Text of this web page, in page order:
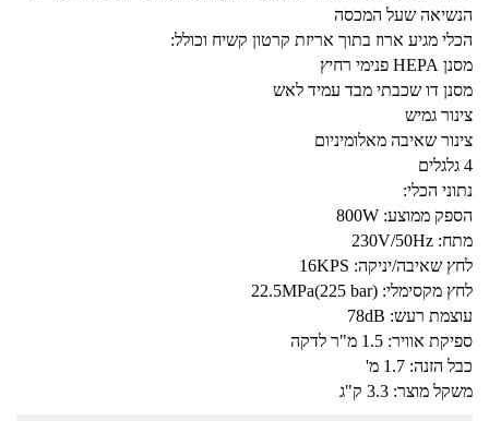
הנשיאה שעל המכסה
הכלי מגיע ארוז בתוך אריזת קרטון קשיח וכולל:
מסנן HEPA פנימי רחיץ
מסנן דו שכבתי מבד עמיד לאש
צינור גמיש
צינור שאיבה מאלומיניום
4 גלגלים
נתוני הכלי:
הספק ממוצע: 800W
מתח: 230V/50Hz
לחץ שאיבה/יניקה: 16KPS
לחץ מקסימלי: (22.5MPa(225 bar
עוצמת רעש: 78dB
ספיקת אוויר: 1.5 מ"ר לדקה
כבל הזנה: 1.7 מ'
משקל מוצר: 3.3 ק"ג